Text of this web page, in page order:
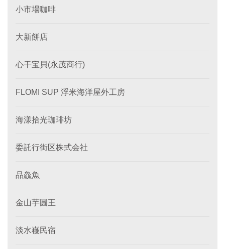
小市場咖啡
大新餅店
心干宝貝(永茂商行)
FLOMI SUP 浮米海洋屋外工房
海漾拾光珈琲坊
委託行街区株式会社
品鱻魚
金山芋圓王
淡水嶘民宿